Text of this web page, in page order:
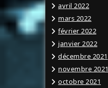
avril 2022
mars 2022
février 2022
janvier 2022
décembre 2021
novembre 2021
octobre 2021